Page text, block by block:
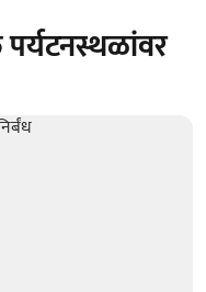
पर्यटनस्थळांवर